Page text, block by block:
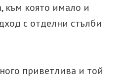
към която имало и
с отделни стълби
приветлива и той